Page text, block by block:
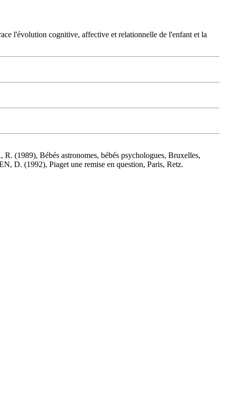
l'évolution cognitive, affective et relationnelle de l'enfant et la
(1989), Bébés astronomes, bébés psychologues, Bruxelles,
D. (1992), Piaget une remise en question, Paris, Retz.